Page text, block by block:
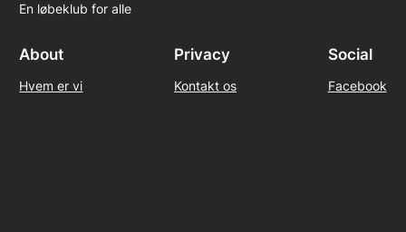
En løbeklub for alle
About
Hvem er vi
Privacy
Kontakt os
Social
Facebook